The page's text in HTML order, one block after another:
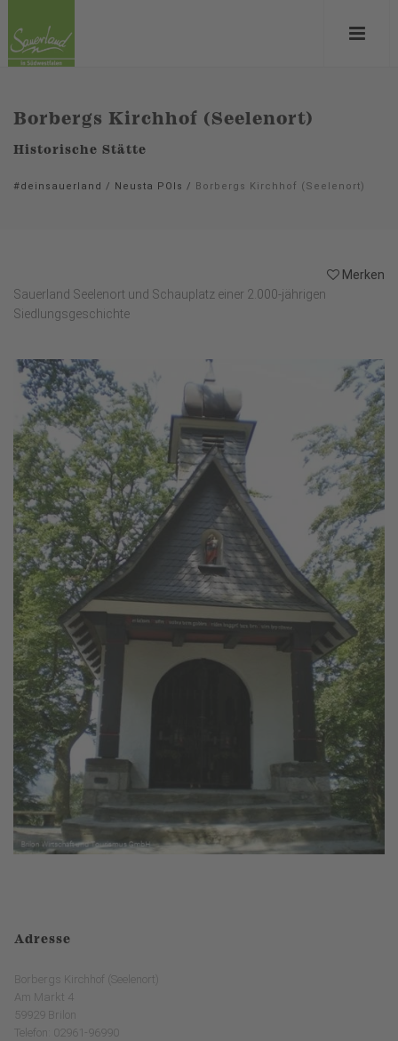
Borbergs Kirchhof (Seelenort)
Historische Stätte
#deinsauerland / Neusta POIs / Borbergs Kirchhof (Seelenort)
Merken
Sauerland Seelenort und Schauplatz einer 2.000-jährigen
Siedlungsgeschichte
Adresse
Borbergs Kirchhof (Seelenort)
Am Markt 4
59929 Brilon
Telefon: 02961-96990